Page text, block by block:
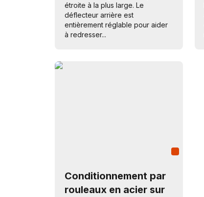
étroite à la plus large. Le
déflecteur arrière est
entièrement réglable pour aider
à redresser...
Conditionnement par
rouleaux en acier sur